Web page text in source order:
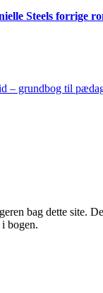
Steels forrige
– grundbog til
bag dette site.
bogen.